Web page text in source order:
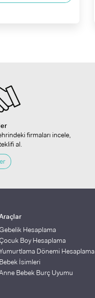
firmaları incele,
al.
Hesaplama
Boy Hesaplama
Dönemi Hesaplama
Bebek İsimleri
Bebek Burç Uyumu